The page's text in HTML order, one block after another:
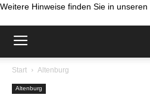
Weitere Hinweise finden Sie in unseren
Start Altenburg
Altenburg